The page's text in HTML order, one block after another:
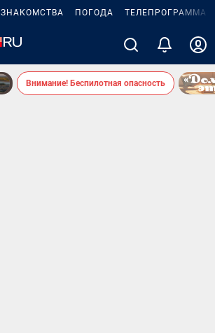
ЗНАКОМСТВА ПОГОДА ТЕЛЕПРОГРАММА
Внимание! Беспилотная опасность